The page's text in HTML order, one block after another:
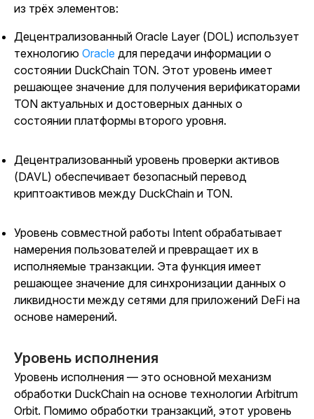
из трёх элементов:
Децентрализованный Oracle Layer (DOL) использует
технологию Oracle для передачи информации о
состоянии DuckChain TON. Этот уровень имеет
решающее значение для получения верификаторами
TON актуальных и достоверных данных о
состоянии платформы второго уровня.
Децентрализованный уровень проверки активов
(DAVL) обеспечивает безопасный перевод
криптоактивов между DuckChain и TON.
Уровень совместной работы Intent обрабатывает
намерения пользователей и превращает их в
исполняемые транзакции. Эта функция имеет
решающее значение для синхронизации данных о
ликвидности между сетями для приложений DeFi на
основе намерений.
Уровень исполнения
Уровень исполнения — это основной механизм
обработки DuckChain на основе технологии Arbitrum
Orbit. Помимо обработки транзакций, этот уровень